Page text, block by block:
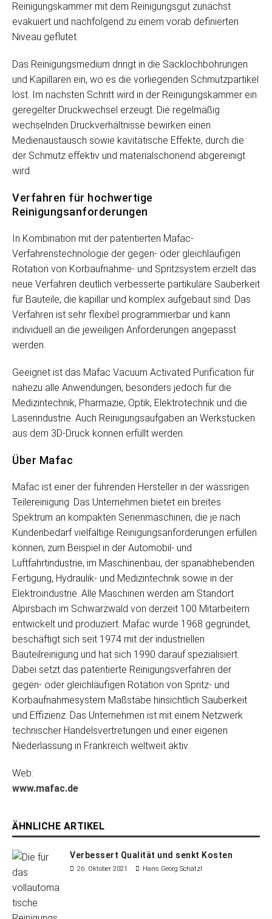
Reinigungskammer mit dem Reinigungsgut zunächst
evakuiert und nachfolgend zu einem vorab definierten
Niveau geflutet.
Das Reinigungsmedium dringt in die Sacklochbohrungen
und Kapillaren ein, wo es die vorliegenden Schmutzpartikel
löst. Im nächsten Schritt wird in der Reinigungskammer ein
geregelter Druckwechsel erzeugt. Die regelmäßig
wechselnden Druckverhältnisse bewirken einen
Medienaustausch sowie kavitätische Effekte, durch die
der Schmutz effektiv und materialschonend abgereinigt
wird.
Verfahren für hochwertige
Reinigungsanforderungen
In Kombination mit der patentierten Mafac-
Verfahrenstechnologie der gegen- oder gleichläufigen
Rotation von Korbaufnahme- und Spritzsystem erzielt das
neue Verfahren deutlich verbesserte partikuläre Sauberkeit
für Bauteile, die kapillar und komplex aufgebaut sind. Das
Verfahren ist sehr flexibel programmierbar und kann
individuell an die jeweiligen Anforderungen angepasst
werden.
Geeignet ist das Mafac Vacuum Activated Purification für
nahezu alle Anwendungen, besonders jedoch für die
Medizintechnik, Pharmazie, Optik, Elektrotechnik und die
Laserindustrie. Auch Reinigungsaufgaben an Werkstücken
aus dem 3D-Druck können erfüllt werden.
Über Mafac
Mafac ist einer der führenden Hersteller in der wässrigen
Teilereinigung. Das Unternehmen bietet ein breites
Spektrum an kompakten Serienmaschinen, die je nach
Kundenbedarf vielfältige Reinigungsanforderungen erfüllen
können, zum Beispiel in der Automobil- und
Luftfahrtindustrie, im Maschinenbau, der spanabhebenden
Fertigung, Hydraulik- und Medizintechnik sowie in der
Elektroindustrie. Alle Maschinen werden am Standort
Alpirsbach im Schwarzwald von derzeit 100 Mitarbeitern
entwickelt und produziert. Mafac wurde 1968 gegründet,
beschäftigt sich seit 1974 mit der industriellen
Bauteilreinigung und hat sich 1990 darauf spezialisiert.
Dabei setzt das patentierte Reinigungsverfahren der
gegen- oder gleichläufigen Rotation von Spritz- und
Korbaufnahmesystem Maßstäbe hinsichtlich Sauberkeit
und Effizienz. Das Unternehmen ist mit einem Netzwerk
technischer Handelsvertretungen und einer eigenen
Niederlassung in Frankreich weltweit aktiv.
Web:
www.mafac.de
ÄHNLICHE ARTIKEL
Verbessert Qualität und senkt Kosten
26. Oktober 2021 Hans Georg Schätzl